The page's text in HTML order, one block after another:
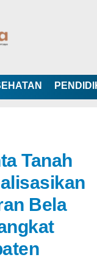
Tanah
Bela